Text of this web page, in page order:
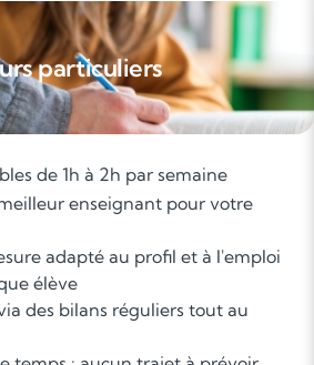
particuliers
de 1h à 2h par semaine
enseignant pour votre
adapté au profil et à l'emploi
élève
des bilans réguliers tout au